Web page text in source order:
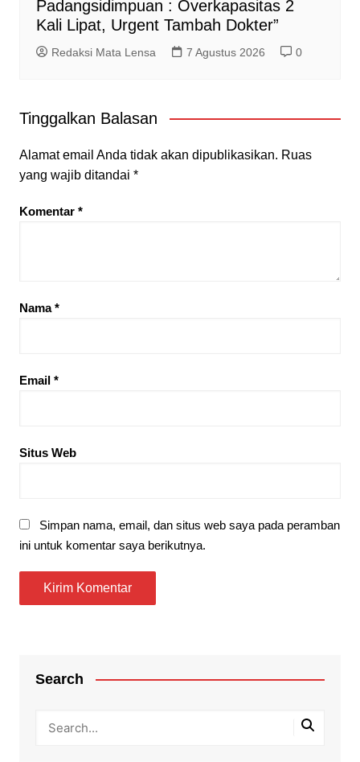
Padangsidimpuan : Overkapasitas 2
Kali Lipat, Urgent Tambah Dokter”
Redaksi Mata Lensa 7 Agustus 2026 0
Tinggalkan Balasan
Alamat email Anda tidak akan dipublikasikan. Ruas
yang wajib ditandai *
Komentar *
Nama*
Email *
Situs Web
Simpan nama, email, dan situs web saya pada peramban
ini untuk komentar saya berikutnya.
Search